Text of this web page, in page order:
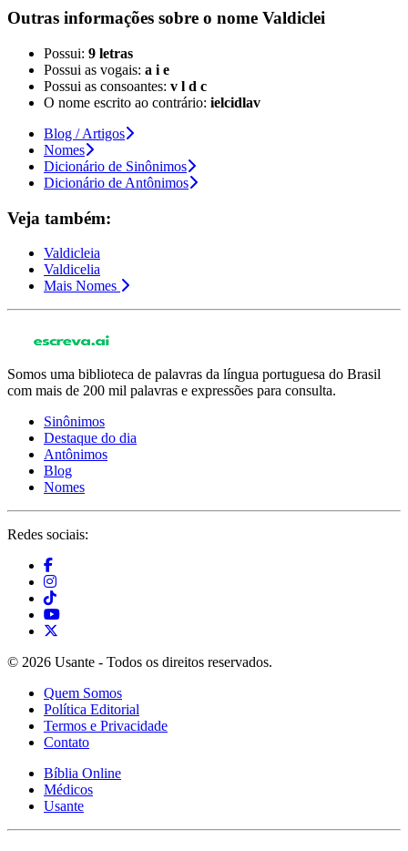
Outras informações sobre o nome Valdiclei
Possui: 9 letras
Possui as vogais: a i e
Possui as consoantes: v l d c
O nome escrito ao contrário: ielcidlav
Blog / Artigos
Nomes
Dicionário de Sinônimos
Dicionário de Antônimos
Veja também:
Valdicleia
Valdicelia
Mais Nomes
Somos uma biblioteca de palavras da língua portuguesa do Brasil
com mais de 200 mil palavras e expressões para consulta.
Sinônimos
Destaque do dia
Antônimos
Blog
Nomes
Redes sociais:
© 2026 Usante - Todos os direitos reservados.
Quem Somos
Política Editorial
Termos e Privacidade
Contato
Bíblia Online
Médicos
Usante